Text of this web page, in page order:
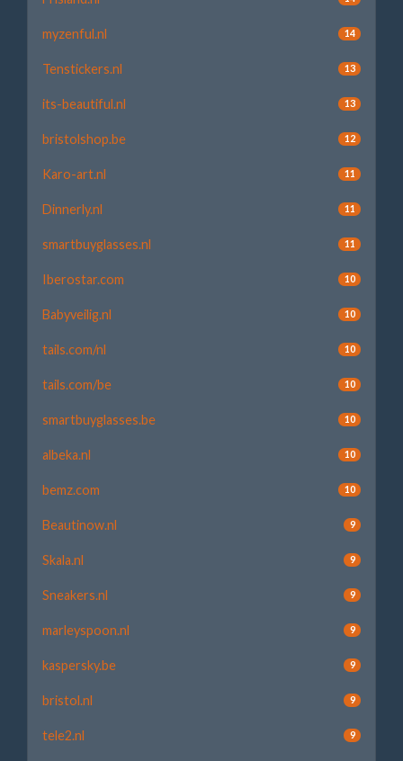
myzenful.nl 14
Tenstickers.nl 13
its-beautiful.nl 13
bristolshop.be 12
Karo-art.nl 11
Dinnerly.nl 11
smartbuyglasses.nl 11
Iberostar.com 10
Babyveilig.nl 10
tails.com/nl 10
tails.com/be 10
smartbuyglasses.be 10
albeka.nl 10
bemz.com 10
Beautinow.nl 9
Skala.nl 9
Sneakers.nl 9
marleyspoon.nl 9
kaspersky.be 9
bristol.nl 9
tele2.nl 9